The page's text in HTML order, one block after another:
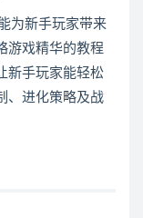
为新手玩家带来
游戏精华的教程
新手玩家能轻松
、进化策略及战